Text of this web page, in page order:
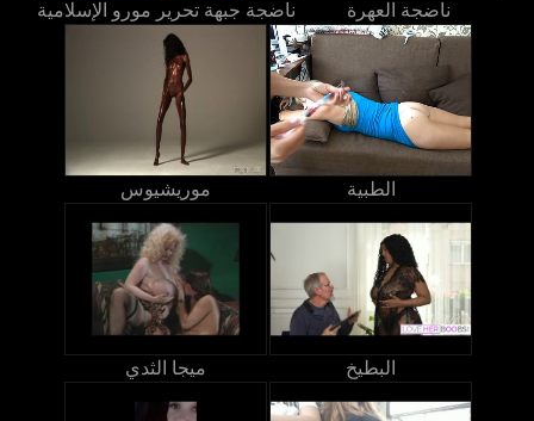
ناضجة جبهة تحرير مورو الإسلامية ناضجة العهرة
موريشيوس الطبية
ميجا الثدي البطيخ